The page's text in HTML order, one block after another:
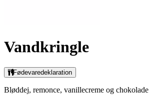
Vandkringle
Fødevaredeklaration
Bløddej, remonce, vanillecreme og chokolade